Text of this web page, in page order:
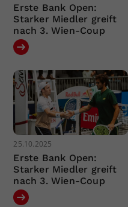
Erste Bank Open:
Starker Miedler greift
nach 3. Wien-Coup
25.10.2025
Erste Bank Open:
Starker Miedler greift
nach 3. Wien-Coup